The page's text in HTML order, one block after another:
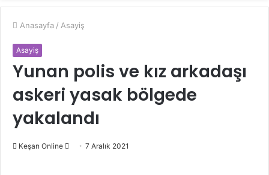
...
Anasayfa / Asayiş
Asayiş
Yunan polis ve kız arkadaşı
askeri yasak bölgede
yakalandı
Keşan Online 7 Aralık 2021